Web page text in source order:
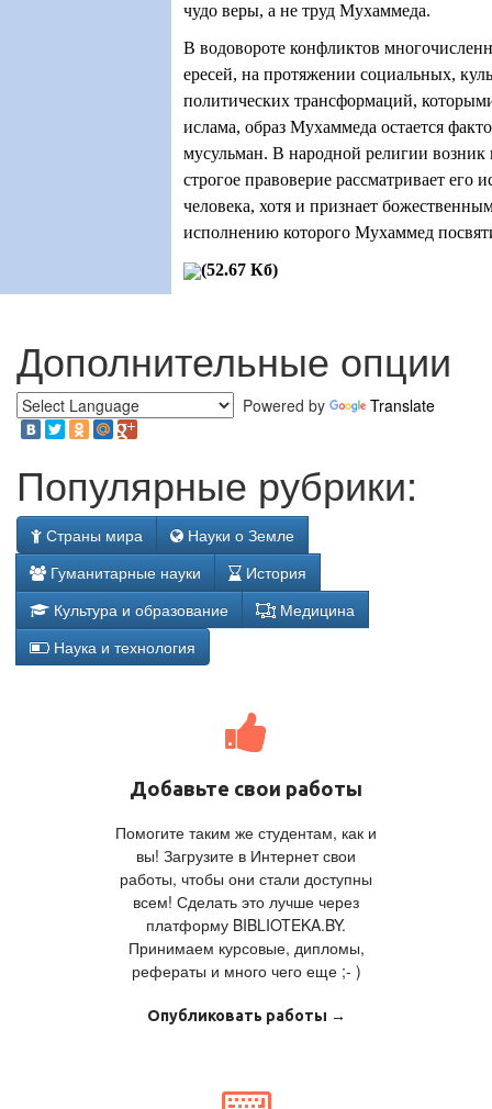
чудо веры, а не труд Мухаммеда.
В водовороте конфликтов
ересей, на протяжении социальных,
политических трансформаций,
ислама, образ Мухаммеда остается
мусульман. В народной религии
строгое правоверие рассматривает его
человека, хотя и признает
исполнению которого Мухаммед
(52.67 Кб)
Дополнительные опции
Powered by Translate
Популярные рубрики:
Страны мира
Науки о Земле
Гуманитарные науки
История
Культура и образование
Медицина
Наука и технология
Добавьте свои работы
Помогите таким же студентам, как и
вы! Загрузите в Интернет свои
работы, чтобы они стали доступны
всем! Сделать это лучше через
платформу BIBLIOTEKA.BY.
Принимаем курсовые, дипломы,
рефераты и много чего еще ;- )
Опубликовать работы →